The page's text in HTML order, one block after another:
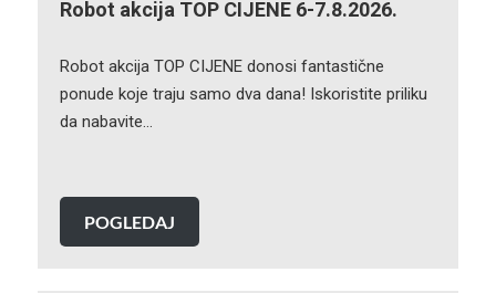
Robot akcija TOP CIJENE 6-7.8.2026.
Robot akcija TOP CIJENE donosi fantastične
ponude koje traju samo dva dana! Iskoristite priliku
da nabavite…
POGLEDAJ